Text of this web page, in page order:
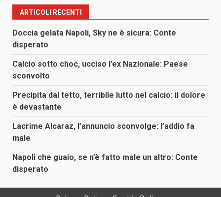
ARTICOLI RECENTI
Doccia gelata Napoli, Sky ne è sicura: Conte
disperato
Calcio sotto choc, ucciso l’ex Nazionale: Paese
sconvolto
Precipita dal tetto, terribile lutto nel calcio: il dolore
è devastante
Lacrime Alcaraz, l’annuncio sconvolge: l’addio fa
male
Napoli che guaio, se n’è fatto male un altro: Conte
disperato